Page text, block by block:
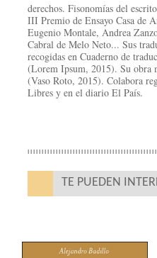
derechos. Fisonomías del
III Premio de Ensayo Casa de
Eugenio Montale, Andrea
Cabral de Melo Neto... Sus
recogidas en Cuaderno de
(Lorem Ipsum, 2015). Su obra
(Vaso Roto, 2015). Colabora
Libres y en el diario El País.
TE PUEDEN